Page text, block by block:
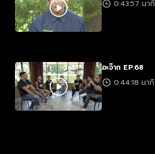
0:43:57 นาที
อะจ๊าก EP.68
0:44:18 นาที